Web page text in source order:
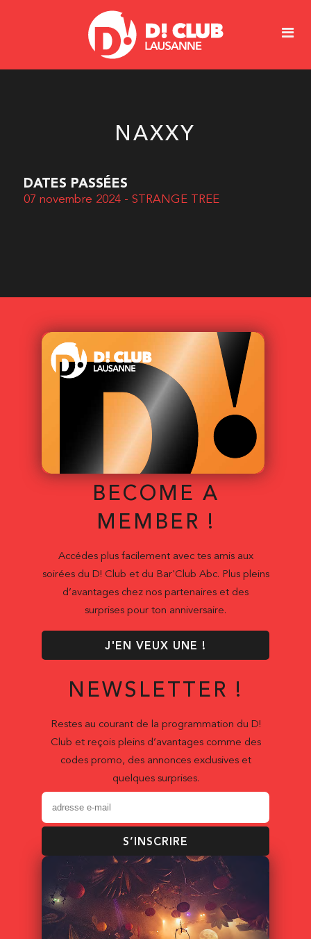
NAXXY
DATES PASSÉES
07 novembre 2024 - STRANGE TREE
BECOME A
MEMBER !
Accédes plus facilement avec tes amis aux
soirées du D! Club et du Bar'Club Abc. Plus pleins
d’avantages chez nos partenaires et des
surprises pour ton anniversaire.
J'EN VEUX UNE !
NEWSLETTER !
Restes au courant de la programmation du D!
Club et reçois pleins d’avantages comme des
codes promo, des annonces exclusives et
quelques surprises.
S’INSCRIRE